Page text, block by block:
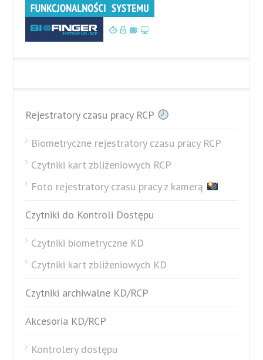
Rejestratory czasu pracy RCP
Biometryczne rejestratory czasu pracy RCP
Czytniki kart zbliżeniowych RCP
Foto rejestratory czasu pracy z kamerą
Czytniki do Kontroli Dostępu
Czytniki biometryczne KD
Czytniki kart zbliżeniowych KD
Czytniki archiwalne KD/RCP
Akcesoria KD/RCP
Kontrolery dostępu